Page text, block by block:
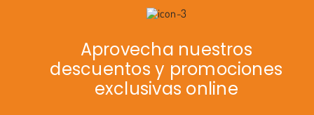
Aprovecha nuestros
descuentos y promociones
exclusivas online